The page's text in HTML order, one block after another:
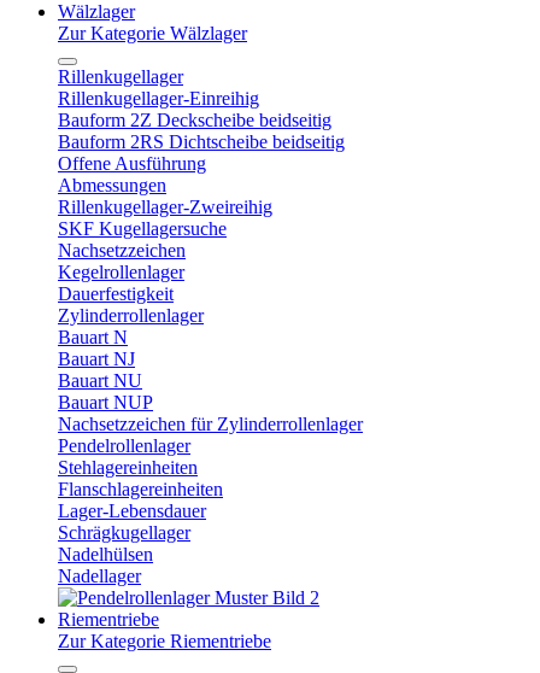
Wälzlager
Zur Kategorie Wälzlager
Rillenkugellager
Rillenkugellager-Einreihig
Bauform 2Z Deckscheibe beidseitig
Bauform 2RS Dichtscheibe beidseitig
Offene Ausführung
Abmessungen
Rillenkugellager-Zweireihig
SKF Kugellagersuche
Nachsetzzeichen
Kegelrollenlager
Dauerfestigkeit
Zylinderrollenlager
Bauart N
Bauart NJ
Bauart NU
Bauart NUP
Nachsetzzeichen für Zylinderrollenlager
Pendelrollenlager
Stehlagereinheiten
Flanschlagereinheiten
Lager-Lebensdauer
Schrägkugellager
Nadelhülsen
Nadellager
Riementriebe
Zur Kategorie Riementriebe